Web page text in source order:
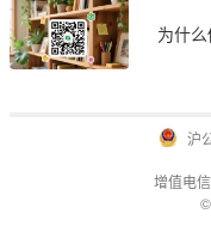
为什么
沪
增值电